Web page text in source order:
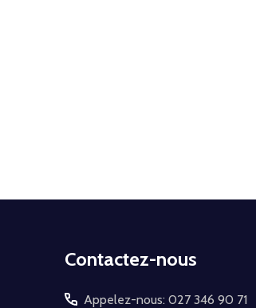
Contactez-nous
Appelez-nous: 027 346 90 71